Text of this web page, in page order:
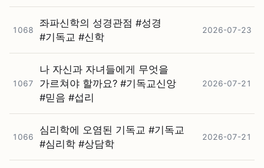
1068
좌파신학의 성경관점 #⁠성경
#⁠기독교 #⁠신학
2026-07-23
1067
나 자신과 자녀들에게 무엇을
가르쳐야 할까요? #⁠기독교신앙
#⁠믿음 #⁠섭리
2026-07-21
1066
심리학에 오염된 기독교 #⁠기독교
#⁠심리학 #⁠상담학
2026-07-21